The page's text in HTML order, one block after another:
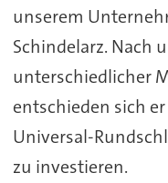
unserem
Schindelarz. Nach
unterschiedlicher
entschieden sich
Universal-
zu investieren.